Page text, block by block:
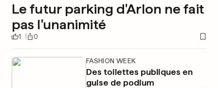
Le futur parking d'Arlon ne fait
pas l'unanimité
1 0
FASHION WEEK
Des toilettes publiques en
guise de podium